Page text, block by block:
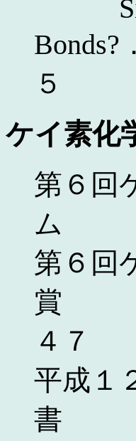
Silole
５
ケイ素化
第６回
第６回
４７
平成１